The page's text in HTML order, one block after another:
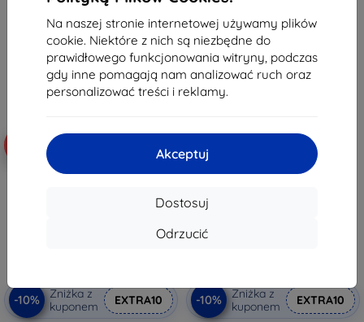
Na naszej stronie internetowej używamy plików
cookie. Niektóre z nich są niezbędne do
prawidłowego funkcjonowania witryny, podczas
gdy inne pomagają nam analizować ruch oraz
personalizować treści i reklamy.
Akceptuj
Dostosuj
Odrzucić
(DKHMP12MPSOSPK)
35,02 zł
Na stanie: > 5 szt.
35,02 zł
Na stanie: > 5 szt.
-10%
Zniżka z
kuponem
EXTRA10 -10%
Zniżka z
kuponem
EXTRA10